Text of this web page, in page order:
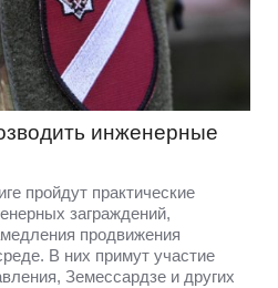
инженерные
пройдут практические
заграждений,
продвижения
В них примут участие
Земессардзе и других